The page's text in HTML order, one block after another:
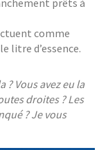
comme
litre d’essence.
? Vous avez eu la
droites ? Les
? Je vous